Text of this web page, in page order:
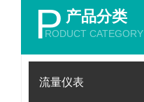
P 产品分类
RODUCT CATEGORY
流量仪表